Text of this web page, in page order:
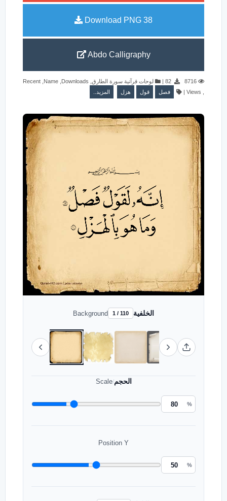
Download PNG 38
Abdo Calligraphy
8716
82
| لوحات قرآنية سورة الطارق,
Downloads
,
Name
,
Recent
Views
| فصل قول هزل المزيد..
Background 1 / 110 الخلفية
Scale/الحجم
%
Position Y
%